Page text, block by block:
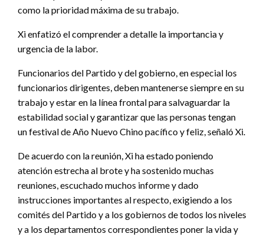
como la prioridad máxima de su trabajo.
Xi enfatizó el comprender a detalle la importancia y
urgencia de la labor.
Funcionarios del Partido y del gobierno, en especial los
funcionarios dirigentes, deben mantenerse siempre en su
trabajo y estar en la línea frontal para salvaguardar la
estabilidad social y garantizar que las personas tengan
un festival de Año Nuevo Chino pacífico y feliz, señaló Xi.
De acuerdo con la reunión, Xi ha estado poniendo
atención estrecha al brote y ha sostenido muchas
reuniones, escuchado muchos informe y dado
instrucciones importantes al respecto, exigiendo a los
comités del Partido y a los gobiernos de todos los niveles
y a los departamentos correspondientes poner la vida y